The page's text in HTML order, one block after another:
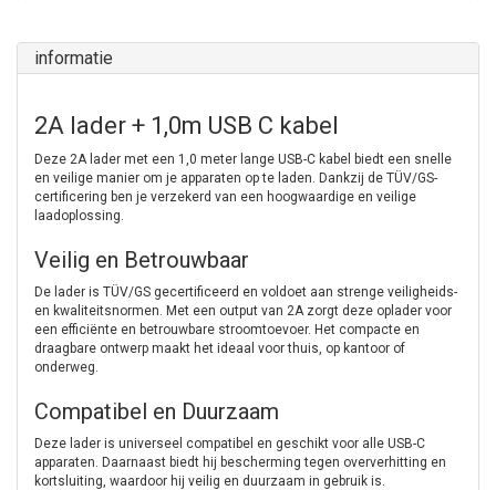
informatie
2A lader + 1,0m USB C kabel
Deze 2A lader met een 1,0 meter lange USB-C kabel biedt een snelle
en veilige manier om je apparaten op te laden. Dankzij de TÜV/GS-
certificering ben je verzekerd van een hoogwaardige en veilige
laadoplossing.
Veilig en Betrouwbaar
De lader is TÜV/GS gecertificeerd en voldoet aan strenge veiligheids-
en kwaliteitsnormen. Met een output van 2A zorgt deze oplader voor
een efficiënte en betrouwbare stroomtoevoer. Het compacte en
draagbare ontwerp maakt het ideaal voor thuis, op kantoor of
onderweg.
Compatibel en Duurzaam
Deze lader is universeel compatibel en geschikt voor alle USB-C
apparaten. Daarnaast biedt hij bescherming tegen oververhitting en
kortsluiting, waardoor hij veilig en duurzaam in gebruik is.